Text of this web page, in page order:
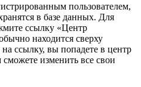
пользователем,
в базе данных. Для
ссылку «Центр
находится сверху
ссылку, вы попадете в центр
сможете изменить все свои